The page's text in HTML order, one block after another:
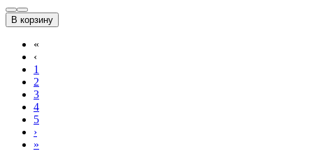
В корзину
«
‹
1
2
3
4
5
›
»